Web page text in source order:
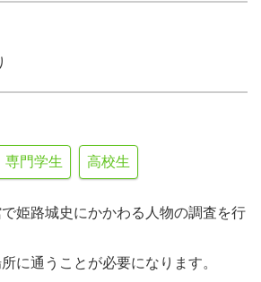
専門学生 高校生
姫路城史にかかわる人物の調査を行
に通うことが必要になります。